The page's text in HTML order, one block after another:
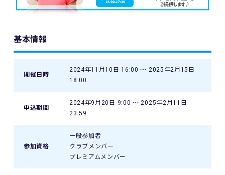
基本情報
開催日時
2024年11月10日 16:00 〜 2025年2月15日
18:00
申込期間
2024年9月20日 9:00 〜 2025年2月11日
23:59
参加資格
一般参加者
クラブメンバー
プレミアムメンバー